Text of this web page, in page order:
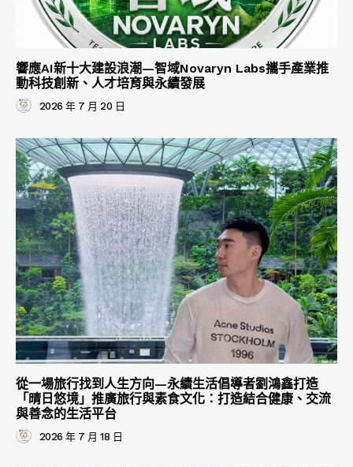
響應AI新十大建設浪潮—智域Novaryn Labs攜手產業推
動科技創新、人才培育與永續發展
2026 年 7 月 20 日
從一場旅行找到人生方向—永續生活倡導者劉鴻鑫打造
「晴日悠境」推廣旅行與素食文化：打造結合健康、交流
與善念的生活平台
2026 年 7 月 18 日